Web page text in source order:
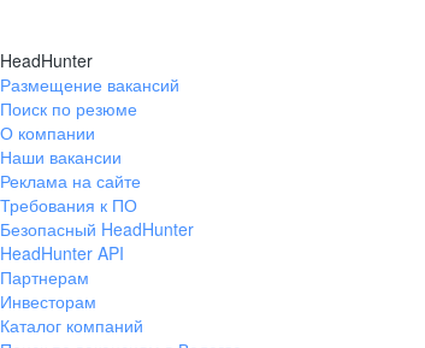
HeadHunter
Размещение вакансий
Поиск по резюме
О компании
Наши вакансии
Реклама на сайте
Требования к ПО
Безопасный HeadHunter
HeadHunter API
Партнерам
Инвесторам
Каталог компаний